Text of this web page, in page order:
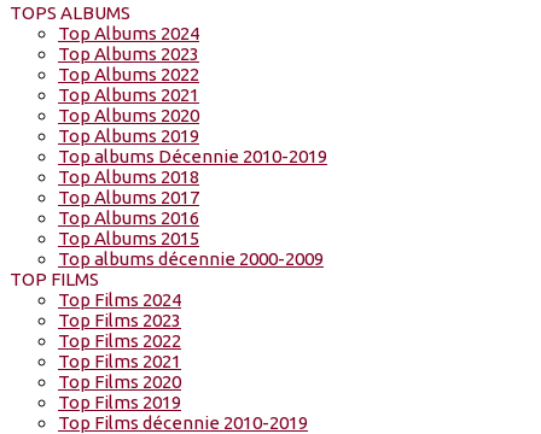
TOPS ALBUMS
Top Albums 2024
Top Albums 2023
Top Albums 2022
Top Albums 2021
Top Albums 2020
Top Albums 2019
Top albums Décennie 2010-2019
Top Albums 2018
Top Albums 2017
Top Albums 2016
Top Albums 2015
Top albums décennie 2000-2009
TOP FILMS
Top Films 2024
Top Films 2023
Top Films 2022
Top Films 2021
Top Films 2020
Top Films 2019
Top Films décennie 2010-2019